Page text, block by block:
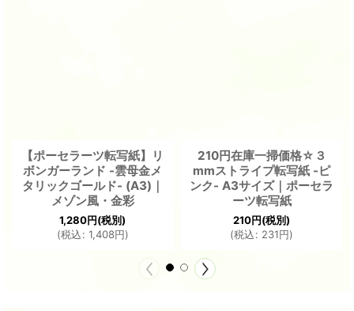
【ポーセラーツ転写紙】リ
ボンガーランド -雲母金メ
タリックゴールド- (A3)｜
メゾン風・金彩
1,280円(税別)
(税込: 1,408円)
210円在庫一掃価格☆３
mmストライプ転写紙 -ピ
ンク- A3サイズ｜ポーセラ
ーツ転写紙
210円(税別)
(税込: 231円)